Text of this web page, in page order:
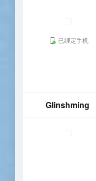
已绑定手机
Glinshming